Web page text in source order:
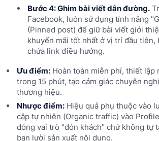
Bước 4: Ghim bài viết dẫn đường.
Facebook, luôn sử dụng tính năng
(Pinned post) để giữ bài viết giới
khuyến mãi tốt nhất ở vị trí đầu tiên,
chứa link điều hướng.
Ưu điểm:Hoàn toàn miễn phí, thiết lập
trong 15 phút, tạo cảm giác chuyên
thương hiệu.
Nhược điểm:Hiệu quả phụ thuộc vào
cập tự nhiên (Organic traffic) vào
đóng vai trò "đón khách" chứ không tự
bạn lười sản xuất nội dung.